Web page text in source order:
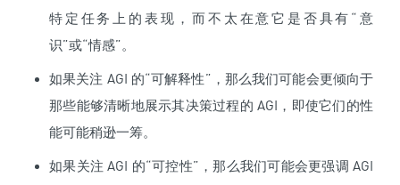
特定任务上的表现，而不太在意它是否具有“意
识”或“情感”。
如果关注 AGI 的“可解释性”，那么我们可能会更倾向于
那些能够清晰地展示其决策过程的 AGI，即使它们的性
能可能稍逊一筹。
如果关注 AGI 的“可控性”，那么我们可能会更强调 AGI